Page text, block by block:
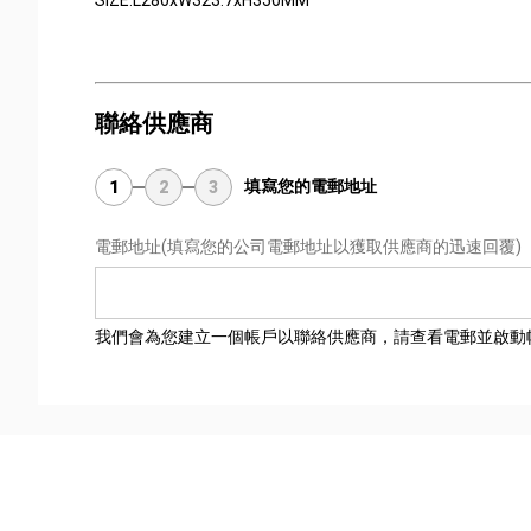
聯絡供應商
1 2 3 填寫您的電郵地址
電郵地址(填寫您的公司電郵地址以獲取供應商的迅速回覆)
我們會為您建立一個帳戶以聯絡供應商，請查看電郵並啟動